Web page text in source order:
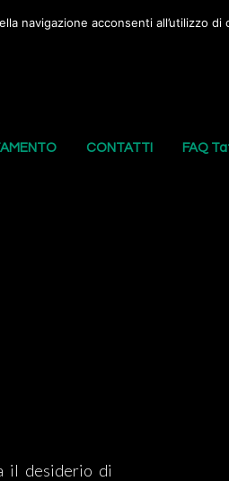
CONTATTI FAQ
il desiderio di
navigazione acconsenti all’utilizzo di